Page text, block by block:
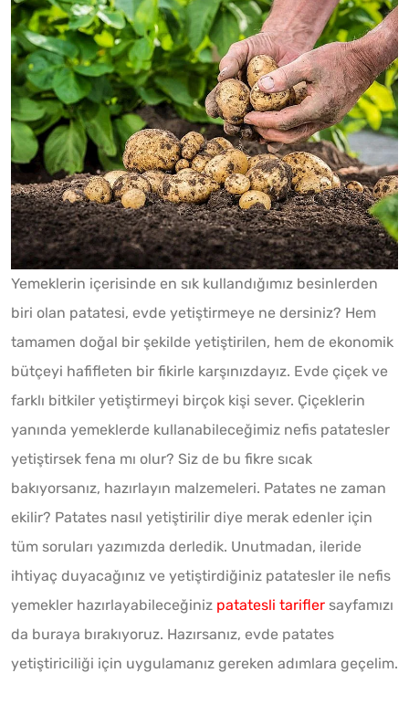
Yemeklerin içerisinde en sık kullandığımız besinlerden
biri olan patatesi, evde yetiştirmeye ne dersiniz? Hem
tamamen doğal bir şekilde yetiştirilen, hem de ekonomik
bütçeyi hafifleten bir fikirle karşınızdayız. Evde çiçek ve
farklı bitkiler yetiştirmeyi birçok kişi sever. Çiçeklerin
yanında yemeklerde kullanabileceğimiz nefis patatesler
yetiştirsek fena mı olur? Siz de bu fikre sıcak
bakıyorsanız, hazırlayın malzemeleri. Patates ne zaman
ekilir? Patates nasıl yetiştirilir diye merak edenler için
tüm soruları yazımızda derledik. Unutmadan, ileride
ihtiyaç duyacağınız ve yetiştirdiğiniz patatesler ile nefis
yemekler hazırlayabileceğiniz patatesli tarifler sayfamızı
da buraya bırakıyoruz. Hazırsanız, evde patates
yetiştiriciliği için uygulamanız gereken adımlara geçelim.